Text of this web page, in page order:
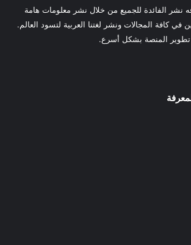
نشر الفائدة للجميع من خلال نشر معلومات هامة
كافة المجالات ونشر لغتنا العربية لتسود العالم.
المنصة بشكل أسرع.